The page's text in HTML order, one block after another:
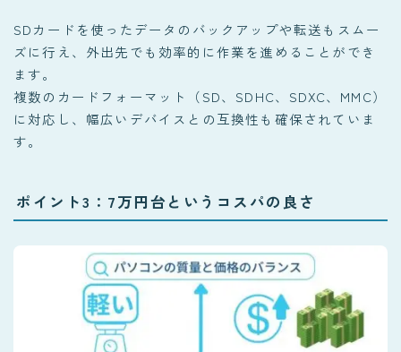
SDカードを使ったデータのバックアップや転送もスムー
ズに行え、外出先でも効率的に作業を進めることができ
ます。
複数のカードフォーマット（SD、SDHC、SDXC、MMC）
に対応し、幅広いデバイスとの互換性も確保されていま
す。
ポイント3：7万円台というコスパの良さ